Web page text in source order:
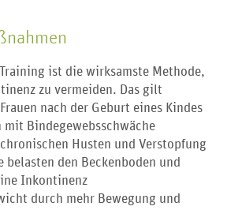
ist die wirksamste Methode,
zu vermeiden. Das gilt
nach der Geburt eines Kindes
mit Bindegewebsschwäche
Husten und Verstopfung
belasten den Beckenboden und
Inkontinenz
durch mehr Bewegung und